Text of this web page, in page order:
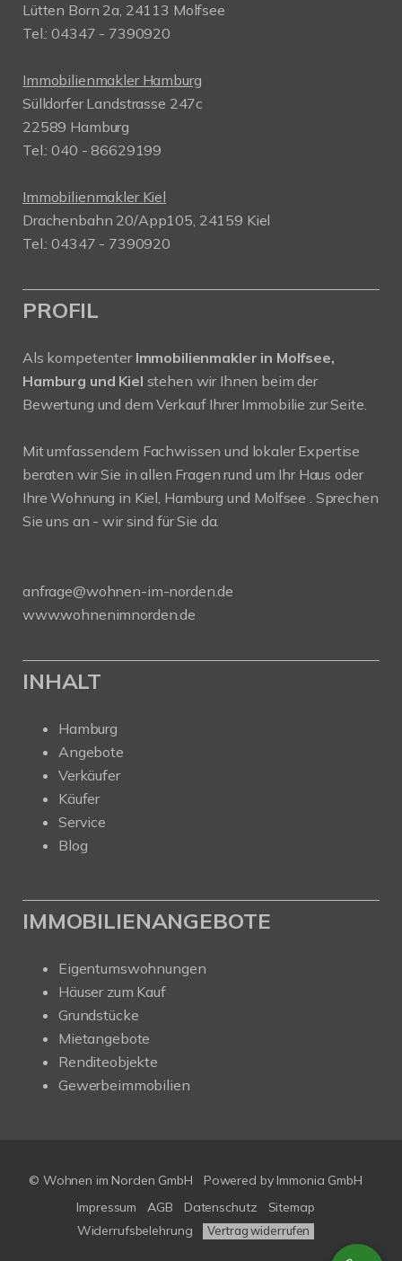
Lütten Born 2a, 24113 Molfsee
Tel.: 04347 - 7390920
Immobilienmakler Hamburg
Sülldorfer Landstrasse 247c
22589 Hamburg
Tel.: 040 - 86629199
Immobilienmakler Kiel
Drachenbahn 20/App105, 24159 Kiel
Tel.: 04347 - 7390920
PROFIL
Als kompetenter Immobilienmakler in Molfsee,
Hamburg und Kiel stehen wir Ihnen beim der
Bewertung und dem Verkauf Ihrer Immobilie zur Seite.
Mit umfassendem Fachwissen und lokaler Expertise
beraten wir Sie in allen Fragen rund um Ihr Haus oder
Ihre Wohnung in Kiel, Hamburg und Molfsee . Sprechen
Sie uns an - wir sind für Sie da.
anfrage@wohnen-im-norden.de
www.wohnenimnorden.de
INHALT
Hamburg
Angebote
Verkäufer
Käufer
Service
Blog
IMMOBILIENANGEBOTE
Eigentumswohnungen
Häuser zum Kauf
Grundstücke
Mietangebote
Renditeobjekte
Gewerbeimmobilien
© Wohnen im Norden GmbH Powered by Immonia GmbH
Impressum
AGB Datenschutz
Sitemap
Widerrufsbelehrung
Vertrag widerrufen